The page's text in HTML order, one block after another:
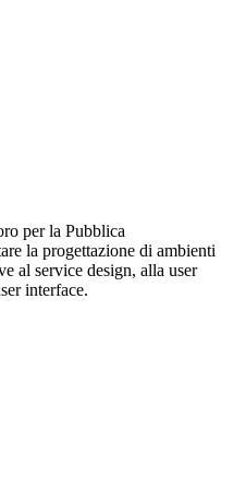
per la Pubblica
la progettazione di ambienti
al service design, alla user
interface.